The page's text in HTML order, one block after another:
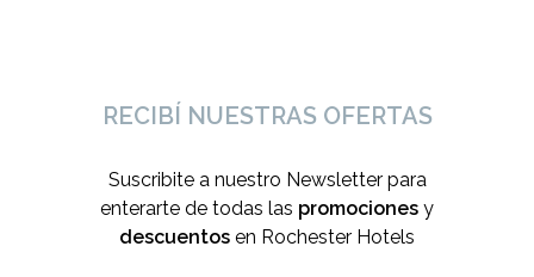
RECIBÍ NUESTRAS OFERTAS
Suscribite a nuestro Newsletter para
enterarte de todas las promociones y
descuentos en Rochester Hotels